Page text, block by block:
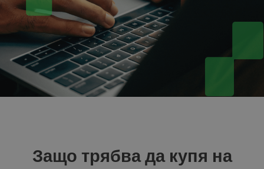
Защо трябва да купя на